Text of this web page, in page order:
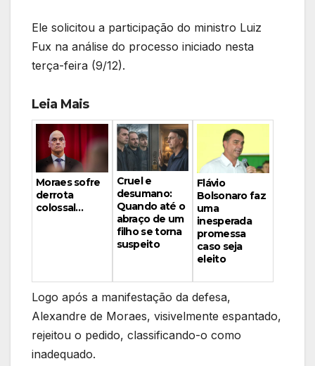
Ele solicitou a participação do ministro Luiz
Fux na análise do processo iniciado nesta
terça-feira (9/12).
Leia Mais
Moraes sofre
derrota
colossal…
Cruel e
desumano:
Quando até o
abraço de um
filho se torna
suspeito
Flávio
Bolsonaro faz
uma
inesperada
promessa
caso seja
eleito
Logo após a manifestação da defesa,
Alexandre de Moraes, visivelmente espantado,
rejeitou o pedido, classificando-o como
inadequado.